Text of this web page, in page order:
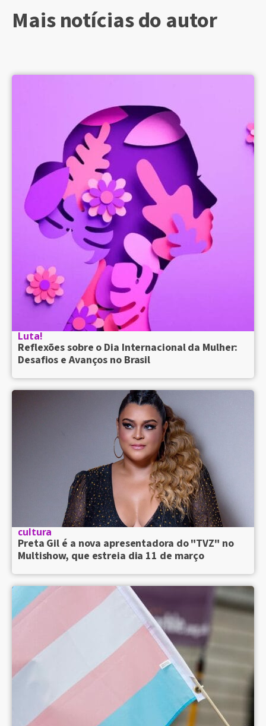
Mais notícias do autor
Luta!
Reflexões sobre o Dia Internacional da Mulher:
Desafios e Avanços no Brasil
cultura
Preta Gil é a nova apresentadora do "TVZ" no
Multishow, que estreia dia 11 de março